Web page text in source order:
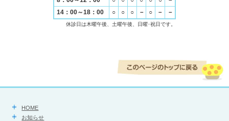
14：00～18：00
○ ○ ○ － ○ － －
休診日は木曜午後、土曜午後、日曜･祝日です。
HOME
お知らせ